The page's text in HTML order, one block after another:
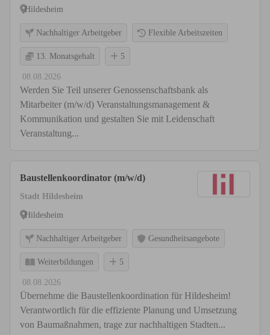
Hildesheim
Nachhaltiger Arbeitgeber Flexible Arbeitszeiten
13. Monatsgehalt 5
08.08.2026
Werden Sie Teil unserer Genossenschaftsbank als
Mitarbeiter (m/w/d) Veranstaltungsmanagement &
Kommunikation und gestalten Sie mit Leidenschaft
Veranstaltung...
Baustellenkoordinator (m/w/d)
Stadt Hildesheim
Hildesheim
Nachhaltiger Arbeitgeber Gesundheitsangebote
Weiterbildungen 5
08.08.2026
Übernehme die Baustellenkoordination für Hildesheim!
Verantwortlich für die effiziente Planung und Umsetzung
von Baumaßnahmen, trage zur nachhaltigen Stadten...